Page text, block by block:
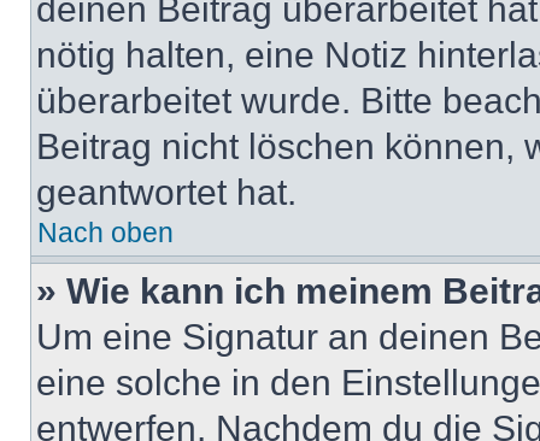
deinen Beitrag überarbeitet
nötig halten, eine Notiz
überarbeitet wurde. Bitte
Beitrag nicht löschen können,
geantwortet hat.
Nach oben
» Wie kann ich meinem
Um eine Signatur an deinen
eine solche in den
entwerfen. Nachdem du die